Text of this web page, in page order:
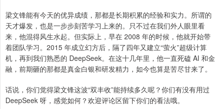
梁文锋能有今天的优异成绩，那都是长期积累的经验和实力。所谓的
天才爆发，也是一步步刻苦学习上来的。只不过在我们外人眼里看
来，他混得风生水起。但实际上，早在 2008 年的时候，他就开始带
着团队学习。2015 年成立幻方后，隔了四年又建立“萤火”超级计算
机，再到我们熟悉的 DeepSeek。在这十几年里，他一直死磕 AI 和金
融，前期砸的那都是真金白银和研发精力，如今也算是苦尽甘来了。
话说，你们觉得梁文锋这波“双丰收”能持续多久呢？你们有没有用过
DeepSeek 呀，感觉如何？欢迎评论区留下你们的看法哦。